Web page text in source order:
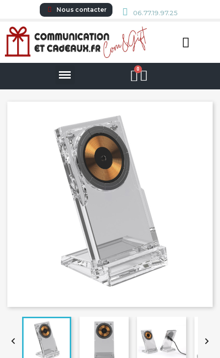
Nous contacter 06.77.19.97.25
 